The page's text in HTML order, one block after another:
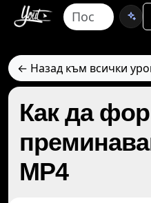
← Назад към всички
Как да
MP4